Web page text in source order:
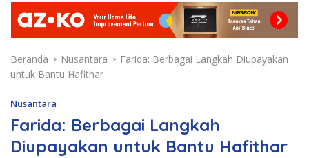
Beranda Nusantara
Farida: Berbagai Langkah Diupayakan
untuk Bantu Hafithar
Nusantara
Farida: Berbagai Langkah
Diupayakan untuk Bantu Hafithar